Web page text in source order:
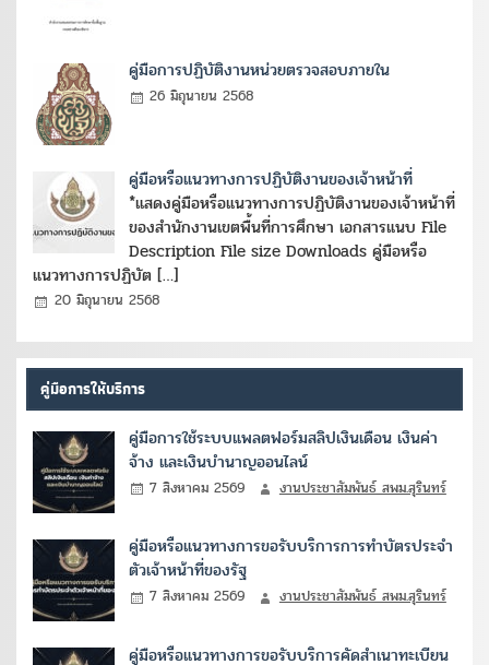
คู่มือการปฏิบัติงานหน่วยตรวจสอบภายใน
26 มิถุนายน 2568
คู่มือหรือแนวทางการปฏิบัติงานของเจ้าหน้าที่
*แสดงคู่มือหรือแนวทางการปฏิบัติงานของเจ้าหน้าที่
ของสำนักงานเขตพื้นที่การศึกษา เอกสารแนบ File
Description File size Downloads คู่มือหรือ
แนวทางการปฏิบัต […]
20 มิถุนายน 2568
คู่มือการให้บริการ
คู่มือการใช้ระบบแพลตฟอร์มสลิปเงินเดือน เงินค่า
จ้าง และเงินบำนาญออนไลน์
7 สิงหาคม 2569 งานประชาสัมพันธ์ สพม.สุรินทร์
คู่มือหรือแนวทางการขอรับบริการการทำบัตรประจำ
ตัวเจ้าหน้าที่ของรัฐ
7 สิงหาคม 2569 งานประชาสัมพันธ์ สพม.สุรินทร์
คู่มือหรือแนวทางการขอรับบริการคัดสำเนาทะเบียน